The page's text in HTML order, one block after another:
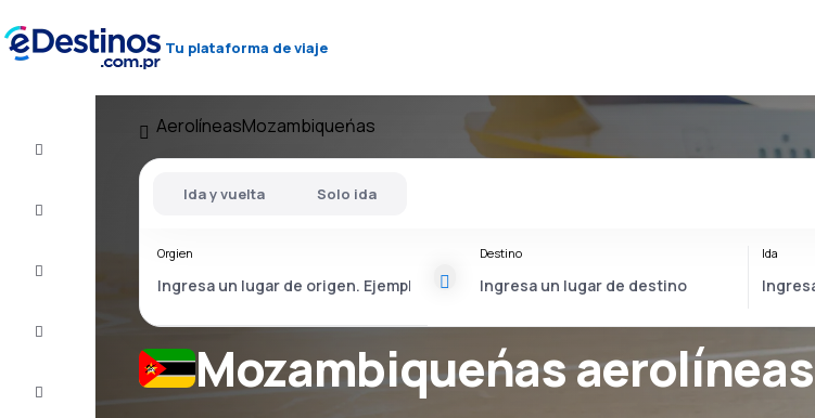
Tu plataforma de viaje
AerolíneasMozambiqueńas
Mozambiqueńas aerolíneas
Ida y vuelta Solo ida
Orgien Destino Ida